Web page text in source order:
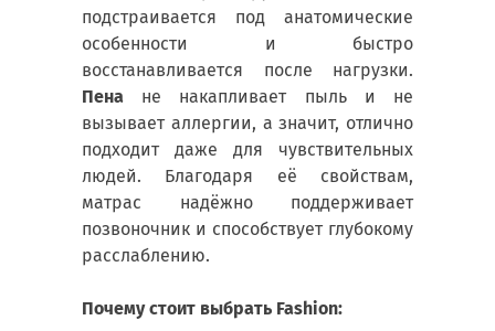
подстраивается под анатомические
особенности и быстро
восстанавливается после нагрузки.
Пена не накапливает пыль и не
вызывает аллергии, а значит, отлично
подходит даже для чувствительных
людей. Благодаря её свойствам,
матрас надёжно поддерживает
позвоночник и способствует глубокому
расслаблению.
Почему стоит выбрать Fashion: